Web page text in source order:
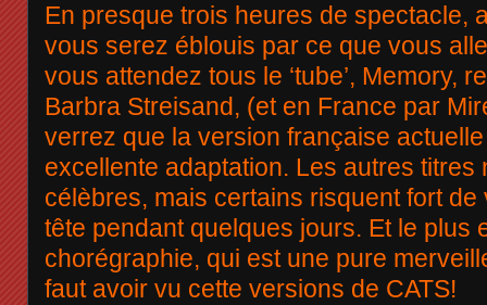
En presque trois heures de spectacle,
vous serez éblouis par ce que vous
vous attendez tous le ‘tube’, Memory,
Barbra Streisand, (et en France par
verrez que la version française
excellente adaptation. Les autres titres
célèbres, mais certains risquent fort
tête pendant quelques jours. Et le plus
chorégraphie, qui est une pure
faut avoir vu cette versions de CATS!